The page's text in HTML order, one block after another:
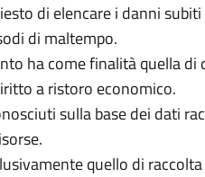
di elencare i danni
di maltempo.
ha come finalità quella
a ristoro economico.
sulla base dei dati
quello di